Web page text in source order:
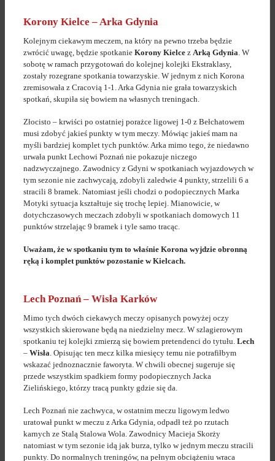
Korony Kielce – Arka Gdynia
Kolejnym ciekawym meczem, na który na pewno trzeba będzie
zwrócić uwagę, będzie spotkanie Korony Kielce z Arką Gdynia. W
sobotę w ramach przygotowań do kolejnej kolejki Ekstraklasy,
zostały rozegrane spotkania towarzyskie. W jednym z nich Korona
zremisowała z Cracovią 1-1. Arka Gdynia nie grała towarzyskich
spotkań, skupiła się bowiem na własnych treningach.
Złocisto – krwiści po ostatniej porażce ligowej 1-0 z Bełchatowem
musi zdobyć jakieś punkty w tym meczy. Mówiąc jakieś mam na
myśli bardziej komplet tych punktów. Arka mimo tego, że niedawno
urwała punkt Lechowi Poznań nie pokazuje niczego
nadzwyczajnego. Zawodnicy z Gdyni w spotkaniach wyjazdowych w
tym sezonie nie zachwycają, zdobyli zaledwie 4 punkty, strzelili 6 a
stracili 8 bramek. Natomiast jeśli chodzi o podopiecznych Marka
Motyki sytuacja kształtuje się trochę lepiej. Mianowicie, w
dotychczasowych meczach zdobyli w spotkaniach domowych 11
punktów strzelając 9 bramek i tyle samo tracąc.
Uważam, że w spotkaniu tym to właśnie Korona wyjdzie obronną
ręką i komplet punktów pozostanie w Kielcach.
Lech Poznań – Wisła Karków
Mimo tych dwóch ciekawych meczy opisanych powyżej oczy
wszystkich skierowane będą na niedzielny mecz. W szlagierowym
spotkaniu tej kolejki zmierzą się bowiem pretendenci do tytułu. Lech
– Wisła. Opisując ten mecz kilka miesięcy temu nie potrafiłbym
wskazać jednoznacznie faworyta. W chwili obecnej sugeruje się
przede wszystkim spadkiem formy podopiecznych Jacka
Zielińskiego, którzy tracą punkty gdzie się da.
Lech Poznań nie zachwyca, w ostatnim meczu ligowym ledwo
uratował punkt w meczu z Arka Gdynia, odpadł też po rzutach
karnych ze Stalą Stalowa Wola. Zawodnicy Macieja Skorży
natomiast w tym sezonie idą jak burza, tylko w jednym meczu stracili
punkty. Do normalnych treningów, na pełnym obciążeniu wraca